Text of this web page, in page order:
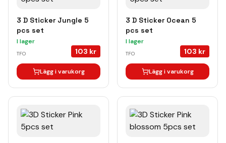
3 D Sticker Jungle 5
pcs set
I lager
TFO 103 kr
Lägg i varukorg
3 D Sticker Ocean 5
pcs set
I lager
TFO 103 kr
Lägg i varukorg